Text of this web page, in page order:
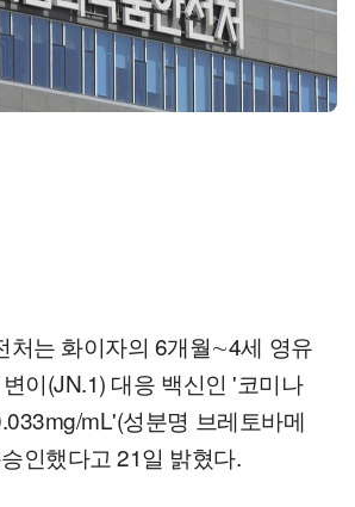
처는 화이자의 6개월∼4세 영유
이(JN.1) 대응 백신인 '코미나
mL'(성분명 브레토바메
인했다고 21일 밝혔다.